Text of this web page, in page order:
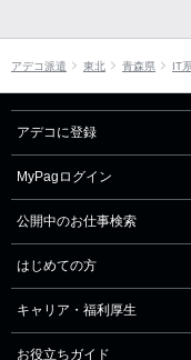
アデコ派遣 東北 青森県 IT
アデコに登録
MyPagログイン
公開中のお仕事検索
はじめての方
キャリア・福利厚生
お役立ちガイド